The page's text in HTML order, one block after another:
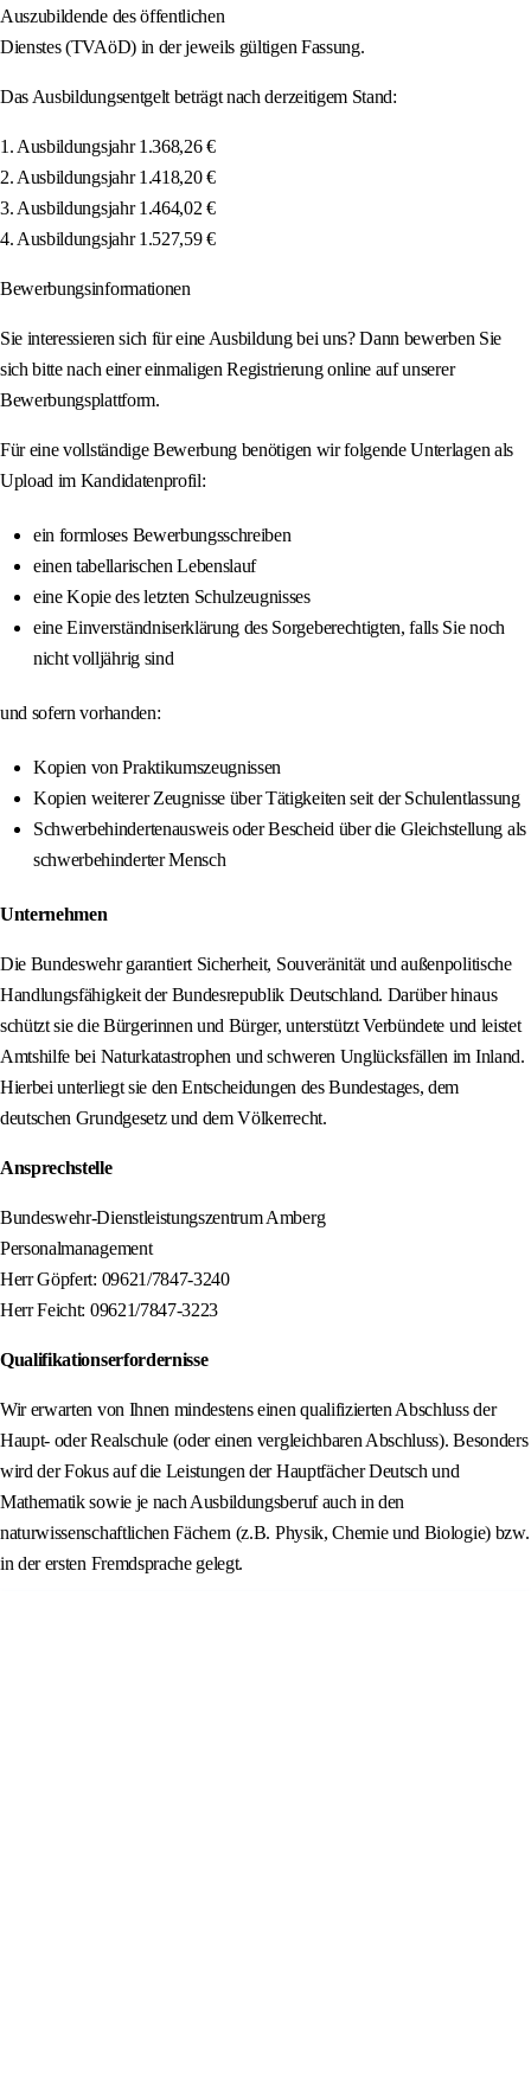
Auszubildende des öffentlichen
Dienstes (TVAöD) in der jeweils gültigen Fassung.
Das Ausbildungsentgelt beträgt nach derzeitigem Stand:
1. Ausbildungsjahr 1.368,26 €
2. Ausbildungsjahr 1.418,20 €
3. Ausbildungsjahr 1.464,02 €
4. Ausbildungsjahr 1.527,59 €
Bewerbungsinformationen
Sie interessieren sich für eine Ausbildung bei uns? Dann bewerben Sie
sich bitte nach einer einmaligen Registrierung online auf unserer
Bewerbungsplattform.
Für eine vollständige Bewerbung benötigen wir folgende Unterlagen als
Upload im Kandidatenprofil:
ein formloses Bewerbungsschreiben
einen tabellarischen Lebenslauf
eine Kopie des letzten Schulzeugnisses
eine Einverständniserklärung des Sorgeberechtigten, falls Sie noch
nicht volljährig sind
und sofern vorhanden:
Kopien von Praktikumszeugnissen
Kopien weiterer Zeugnisse über Tätigkeiten seit der Schulentlassung
Schwerbehindertenausweis oder Bescheid über die Gleichstellung als
schwerbehinderter Mensch
Unternehmen
Die Bundeswehr garantiert Sicherheit, Souveränität und außenpolitische
Handlungsfähigkeit der Bundesrepublik Deutschland. Darüber hinaus
schützt sie die Bürgerinnen und Bürger, unterstützt Verbündete und leistet
Amtshilfe bei Naturkatastrophen und schweren Unglücksfällen im Inland.
Hierbei unterliegt sie den Entscheidungen des Bundestages, dem
deutschen Grundgesetz und dem Völkerrecht.
Ansprechstelle
Bundeswehr-Dienstleistungszentrum Amberg
Personalmanagement
Herr Göpfert: 09621/7847-3240
Herr Feicht: 09621/7847-3223
Qualifikationserfordernisse
Wir erwarten von Ihnen mindestens einen qualifizierten Abschluss der
Haupt- oder Realschule (oder einen vergleichbaren Abschluss). Besonders
wird der Fokus auf die Leistungen der Hauptfächer Deutsch und
Mathematik sowie je nach Ausbildungsberuf auch in den
naturwissenschaftlichen Fächern (z.B. Physik, Chemie und Biologie) bzw.
in der ersten Fremdsprache gelegt.